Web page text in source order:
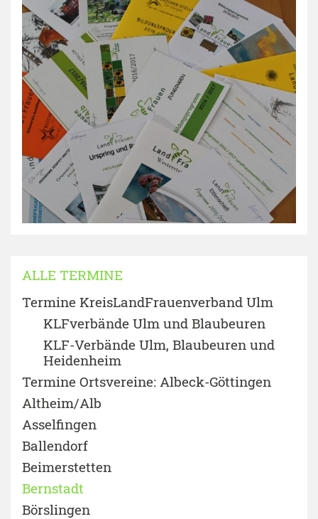
ALLE TERMINE
Termine KreisLandFrauenverband Ulm
KLFverbände Ulm und Blaubeuren
KLF-Verbände Ulm, Blaubeuren und
Heidenheim
Termine Ortsvereine: Albeck-Göttingen
Altheim/Alb
Asselfingen
Ballendorf
Beimerstetten
Bernstadt
Börslingen